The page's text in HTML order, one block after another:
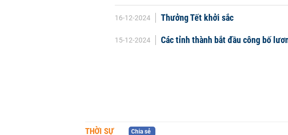
16-12-2024 Thưởng Tết khởi sắc
15-12-2024 Các tỉnh thành bắt đầu công bố
THỜI SỰ Chia sẻ